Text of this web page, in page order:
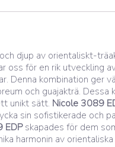
djup av orientaliskt-
för en rik utveckling
Denna kombination ger
och guajakträ.
unikt sätt. Nicole 3089
sin sofistikerade och
EDPskapades för dem
harmonin av